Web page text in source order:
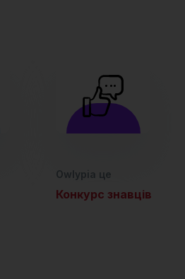
Owlypia це
Конкурс знавців